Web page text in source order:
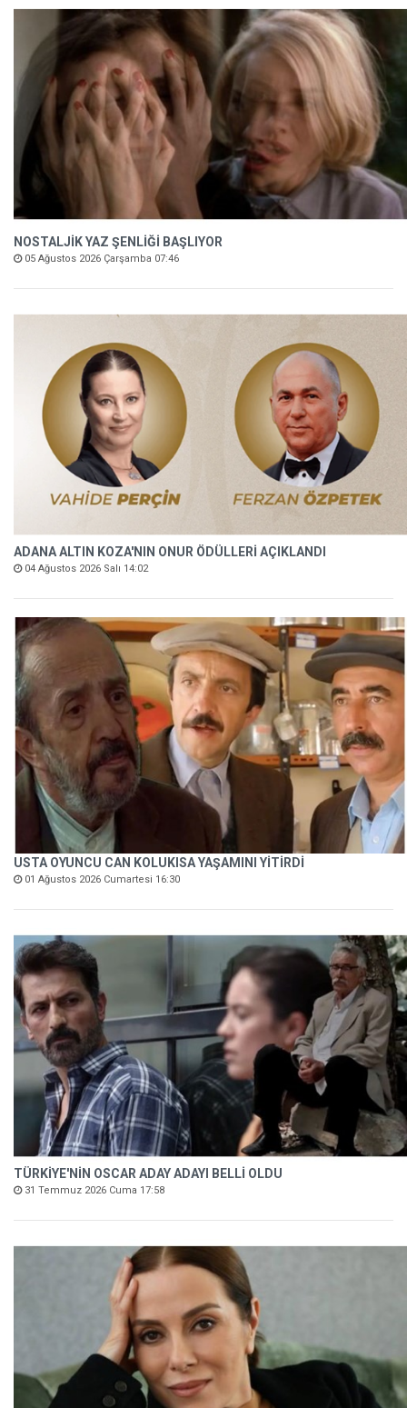
NOSTALJİK YAZ ŞENLİĞİ BAŞLIYOR
05 Ağustos 2026 Çarşamba 07:46
ADANA ALTIN KOZA'NIN ONUR ÖDÜLLERİ AÇIKLANDI
04 Ağustos 2026 Salı 14:02
USTA OYUNCU CAN KOLUKISA YAŞAMINI YİTİRDİ
01 Ağustos 2026 Cumartesi 16:30
TÜRKİYE'NİN OSCAR ADAY ADAYI BELLİ OLDU
31 Temmuz 2026 Cuma 17:58